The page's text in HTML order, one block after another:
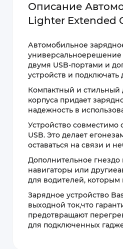
Описание
Lighter Extended
Автомобильное
универсальноерешение
двумя USB-портами и
устройств и
Компактный и стильный
корпуса придает
надежность в
Устройство
USB. Это делает
оставаться на связи и
Дополнительное гнездо
навигаторы или
для водителей, которым
Зарядное устройство
выходной ток,что
предотвращают
для подключенных